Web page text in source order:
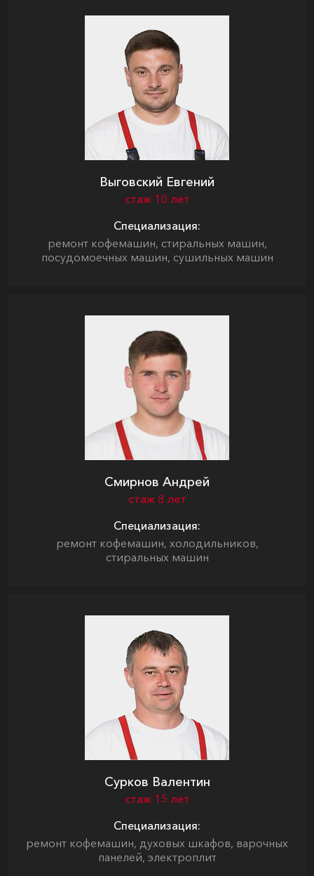
Выговский Евгений
стаж 10 лет
Специализация:
ремонт кофемашин, стиральных машин,
посудомоечных машин, сушильных машин
Смирнов Андрей
стаж 8 лет
Специализация:
ремонт кофемашин, холодильников,
стиральных машин
Сурков Валентин
стаж 15 лет
Специализация:
ремонт кофемашин, духовых шкафов, варочных
панелей, электроплит